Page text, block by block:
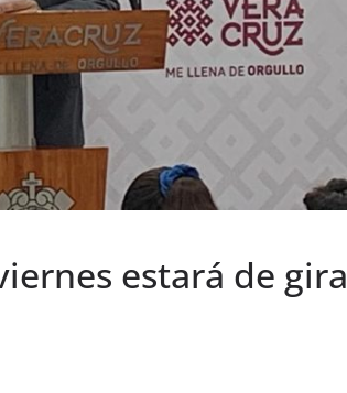
estará de gira